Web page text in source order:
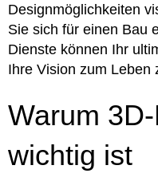
Designmöglichkeiten
Sie sich für einen Bau
Dienste können Ihr
Ihre Vision zum Leben
Warum
wichtig ist